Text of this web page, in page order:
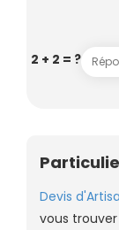
2 + 2 = ?
Devis
vous